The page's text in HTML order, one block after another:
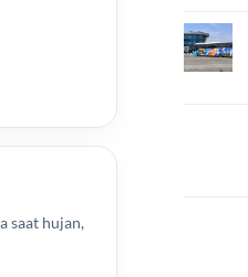
saat hujan,